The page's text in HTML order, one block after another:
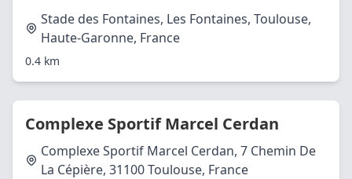
Stade des Fontaines, Les Fontaines, Toulouse,
Haute-Garonne, France
0.4 km
Complexe Sportif Marcel Cerdan
Complexe Sportif Marcel Cerdan, 7 Chemin De
La Cépière, 31100 Toulouse, France